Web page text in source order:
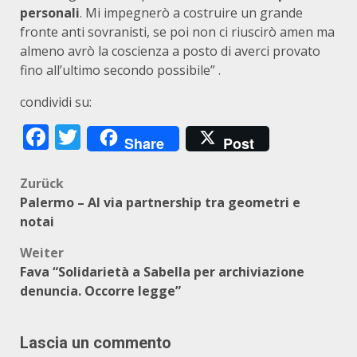
personali. Mi impegnerò a costruire un grande
fronte anti sovranisti, se poi non ci riuscirò amen ma
almeno avrò la coscienza a posto di averci provato
fino all’ultimo secondo possibile” .
condividi su:
Facebook
Twitter
Share Post
Beitragsnavigation
Zurück
Palermo – Al via partnership tra geometri e
notai
Weiter
Fava “Solidarietà a Sabella per archiviazione
denuncia. Occorre legge”
Lascia un commento